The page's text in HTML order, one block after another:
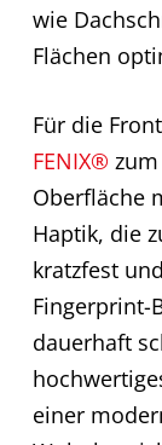
wie
Flächen
Für die
FENIX®
Oberfläche
Haptik, die
kratzfest
Fingerprint-
dauerhaft
einer